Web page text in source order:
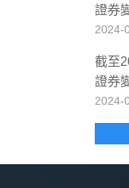
證券
2024-
截至
證券
2024-